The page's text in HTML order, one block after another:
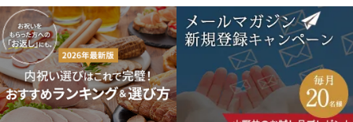
品
を
探
す
山